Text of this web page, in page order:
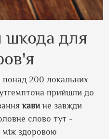
шкода для
понад 200 локальних
прийшли до
кави не завжди
слово тут -
між здоровою